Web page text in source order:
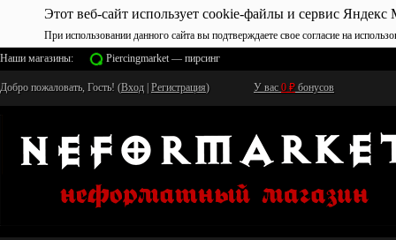
Этот веб-сайт использует cookie-файлы и сервис Яндекс
При использовании данного сайта вы подтверждаете свое согласие на
Наши магазины:
Piercingmarket — пирсинг
Добро пожаловать, Гость! (Вход Регистрация) У вас 0 ₽ бонусов